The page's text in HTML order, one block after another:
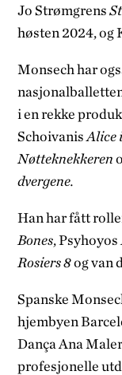
Jo Strømgrens
høsten 2024, og
Monsech har
i en rekke
SchoivanisAlice
Nøtteknekkeren
dvergene.
Han har fått
Bones, Psyhoyos
Rosiers 8og van
Spanske
hjembyen
Dança Ana
profesjonelle